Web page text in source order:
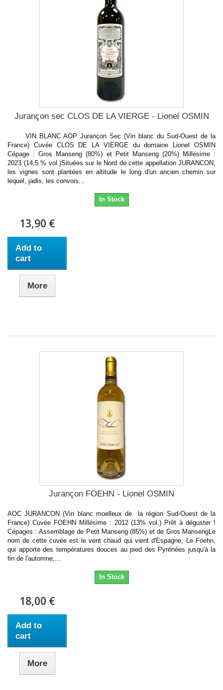
Jurançon sec CLOS DE LA VIERGE - Lionel OSMIN
VIN BLANC AOP Jurançon Sec (Vin blanc du Sud-Ouest de la
France) Cuvée CLOS DE LA VIERGE du domaine Lionel OSMIN
Cépage : Gros Manseng (80%) et Petit Manseng (20%) Millésime :
2023 (14,5 % vol.)Situées sur le Nord de cette appellation JURANCON,
les vignes sont plantées en altitude le long d'un ancien chemin sur
lequel, jadis, les convois...
In Stock
13,90 €
Add to
cart
More
Jurançon FOEHN - Lionel OSMIN
AOC JURANCON (Vin blanc moelleux de la région Sud-Ouest de la
France) Cuvée FOEHN Millésime : 2012 (13% vol.) Prêt à déguster !
Cépages : Assemblage de Petit Manseng (85%) et de Gros MansengLe
nom de cette cuvée est le vent chaud qui vient d'Espagne, Le Foehn,
qui apporte des températures douces au pied des Pyrénées jusqu'à la
fin de l'automne,...
In Stock
18,00 €
Add to
cart
More